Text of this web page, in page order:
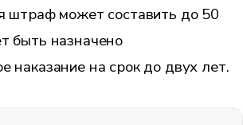
штраф может составить до 50
быть назначено
наказание на срок до двух лет.